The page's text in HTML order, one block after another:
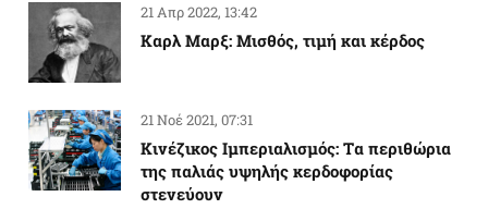
21 Απρ 2022, 13:42
Καρλ Μαρξ: Μισθός, τιμή και κέρδος
21 Νοέ 2021, 07:31
Κινέζικος Ιμπεριαλισμός: Tα περιθώρια
της παλιάς υψηλής κερδοφορίας
στενεύουν